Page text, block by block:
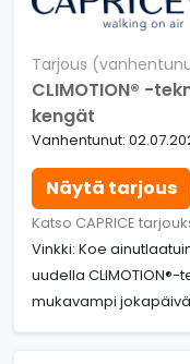
Tarjous
CLIMOTION® -
kengät
Vanhentunut:
Näytä tarjous
Katso CAPRICE
Vinkki: Koe
uudella
mukavampi